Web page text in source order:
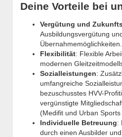
Deine Vorteile bei
Vergütung und
Ausbildungsvergütung
Übernahmemöglichkeiten.
Flexibilität: Flexible
modernen
Sozialleistungen:
umfangreiche
bezuschusstes HVV-
vergünstigte
(Medifit und Urban Sports
Individuelle Betreuung:
durch einen Ausbilder